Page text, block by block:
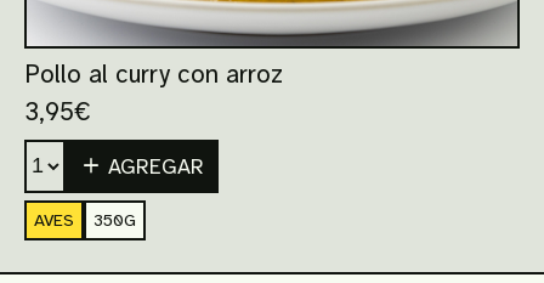
Pollo al curry con arroz
3,95€
AGREGAR
AVES 350G